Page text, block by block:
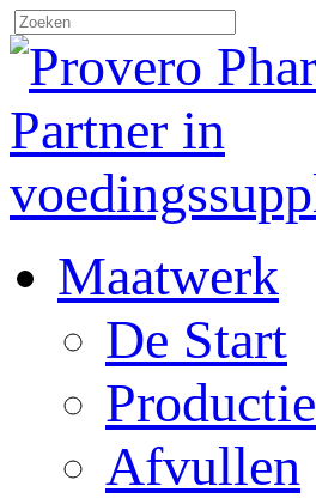
Maatwerk
De Start
Productie
Afvullen